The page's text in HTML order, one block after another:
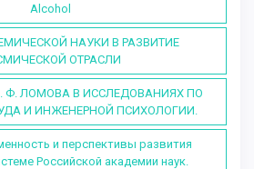
Alcohol
НАУКИ В РАЗВИТИЕ
ОТРАСЛИ
Ф. ЛОМОВА В ИССЛЕДОВАНИЯХ ПО
И ИНЖЕНЕРНОЙ ПСИХОЛОГИИ.
и перспективы развития
Российской академии наук.